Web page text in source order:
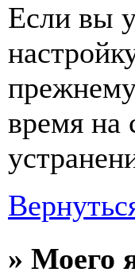
Если вы
время на
» Моего